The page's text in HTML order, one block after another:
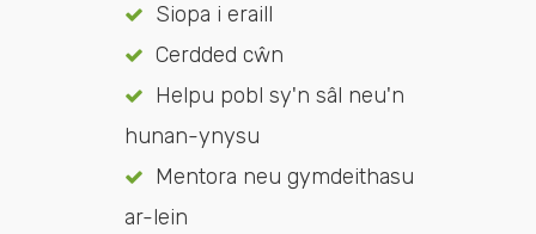
Siopa i eraill
Cerdded cŵn
Helpu pobl sy'n sâl neu'n
hunan-ynysu
Mentora neu gymdeithasu
ar-lein